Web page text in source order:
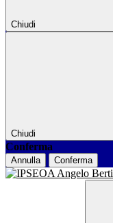
Chiudi
Chiudi
Conferma
Annulla Conferma